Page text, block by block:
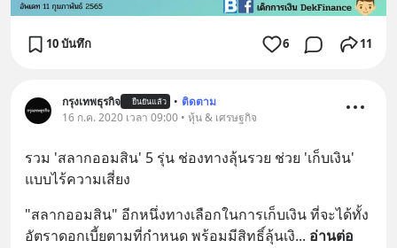
10 บันทึก 6 11
กรุงเทพธุรกิจ ยืนยันแล้ว • ติดตาม
16 ก.ค. 2020 เวลา 09:00 • หุ้น & เศรษฐกิจ
รวม 'สลากออมสิน' 5 รุ่น ช่องทางลุ้นรวย ช่วย 'เก็บเงิน'
แบบไร้ความเสี่ยง
"สลากออมสิน" อีกหนึ่งทางเลือกในการเก็บเงิน ที่จะได้ทั้ง
อัตราดอกเบี้ยตามที่กำหนด พร้อมมีสิทธิ์ลุ้นเงิ... อ่านต่อ